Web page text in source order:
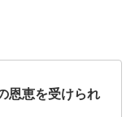
恩恵を受けられ